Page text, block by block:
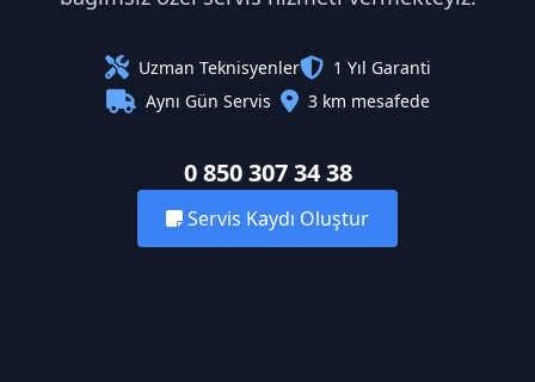
Uzman Teknisyenler
1 Yıl Garanti
Aynı Gün Servis
3 km mesafede
0 850 307 34 38
Servis Kaydı Oluştur